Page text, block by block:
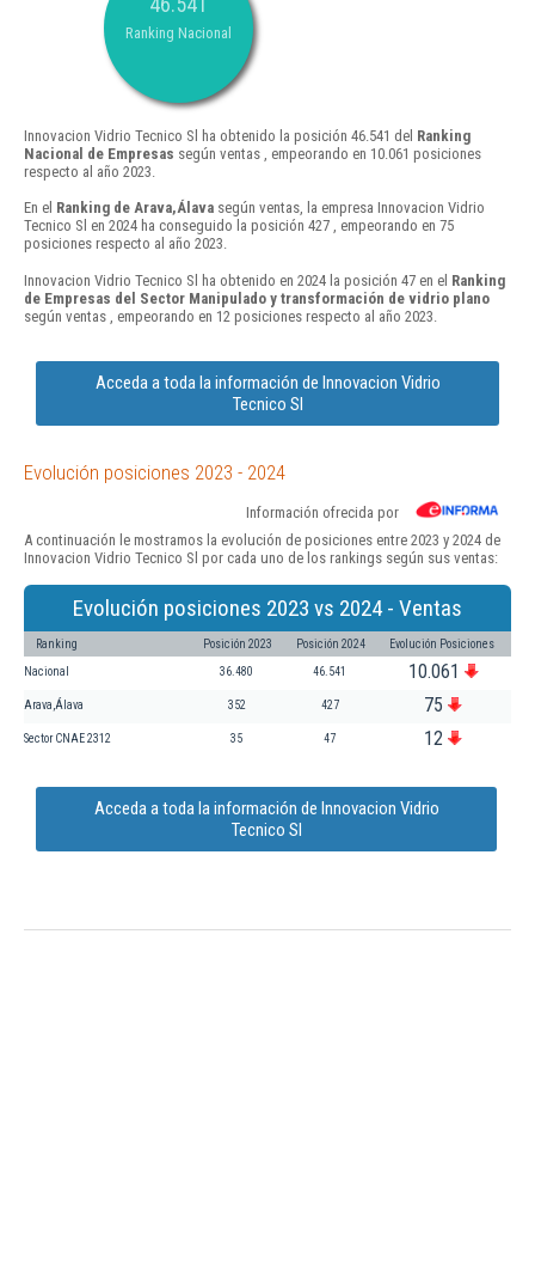
Ranking Nacional
Innovacion Vidrio Tecnico Sl ha obtenido la posición 46.541 del Ranking
Nacional de Empresas según ventas , empeorando en 10.061 posiciones
respecto al año 2023.
En el Ranking de Arava,Álava según ventas, la empresa Innovacion Vidrio
Tecnico Sl en 2024 ha conseguido la posición 427 , empeorando en 75
posiciones respecto al año 2023.
Innovacion Vidrio Tecnico Sl ha obtenido en 2024 la posición 47 en el Ranking
de Empresas del Sector Manipulado y transformación de vidrio plano
según ventas , empeorando en 12 posiciones respecto al año 2023.
Acceda a toda la información de Innovacion Vidrio
Tecnico Sl
Evolución posiciones 2023 - 2024
Información ofrecida por
A continuación le mostramos la evolución de posiciones entre 2023 y 2024 de
Innovacion Vidrio Tecnico Sl por cada uno de los rankings según sus ventas:
Evolución posiciones 2023 vs 2024 - Ventas
Ranking Posición 2023 Posición 2024 Evolución Posiciones
Nacional 36.480 46.541 10.061
Arava,Álava 352 427 75
Sector CNAE 2312 35 47 12
Acceda a toda la información de Innovacion Vidrio
Tecnico Sl